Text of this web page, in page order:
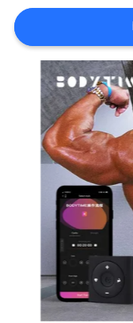
RICHIEDA
UNA
CITAZIONE
MAPPA
PRIVACY
POLICY